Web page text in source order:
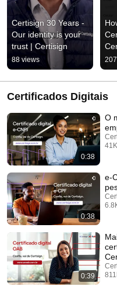
Certisign 30 Years -
Our identity is your
trust | Certisign
88 views
Certificados Digitais
0:38
O
0:38
e-
0:39